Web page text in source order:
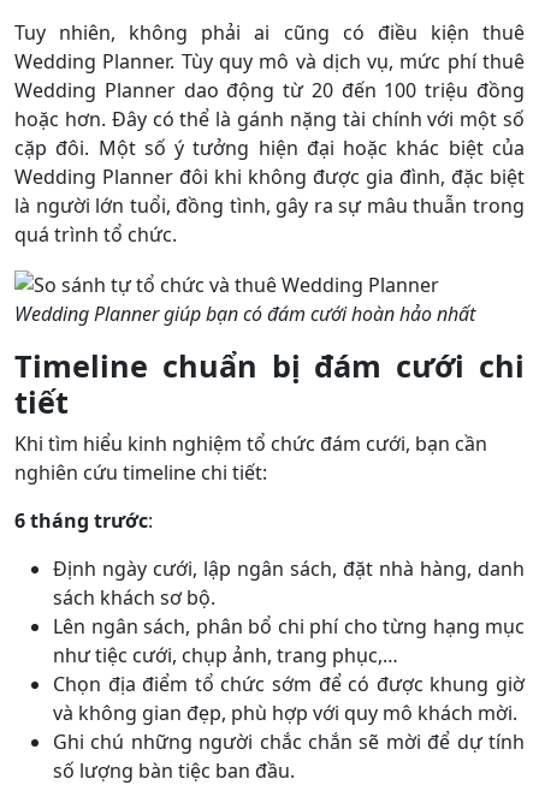
Tuy nhiên, không phải ai cũng có điều kiện thuê
Wedding Planner. Tùy quy mô và dịch vụ, mức phí thuê
Wedding Planner dao động từ 20 đến 100 triệu đồng
hoặc hơn. Đây có thể là gánh nặng tài chính với một số
cặp đôi. Một số ý tưởng hiện đại hoặc khác biệt của
Wedding Planner đôi khi không được gia đình, đặc biệt
là người lớn tuổi, đồng tình, gây ra sự mâu thuẫn trong
quá trình tổ chức.
Wedding Planner giúp bạn có đám cưới hoàn hảo nhất
Timeline chuẩn bị đám cưới chi
tiết
Khi tìm hiểu kinh nghiệm tổ chức đám cưới, bạn cần
nghiên cứu timeline chi tiết:
6 tháng trước:
Định ngày cưới, lập ngân sách, đặt nhà hàng, danh
sách khách sơ bộ.
Lên ngân sách, phân bổ chi phí cho từng hạng mục
như tiệc cưới, chụp ảnh, trang phục,…
Chọn địa điểm tổ chức sớm để có được khung giờ
và không gian đẹp, phù hợp với quy mô khách mời.
Ghi chú những người chắc chắn sẽ mời để dự tính
số lượng bàn tiệc ban đầu.